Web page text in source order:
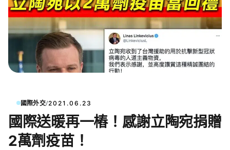
國際外交/2021.06.23
國際送暖再一樁！感謝立陶宛捐贈
2萬劑疫苗！